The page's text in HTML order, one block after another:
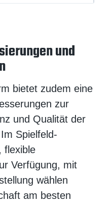
und
bietet zudem eine
zur
und Qualität der
Spielfeld-
flexible
Verfügung, mit
wählen
am besten